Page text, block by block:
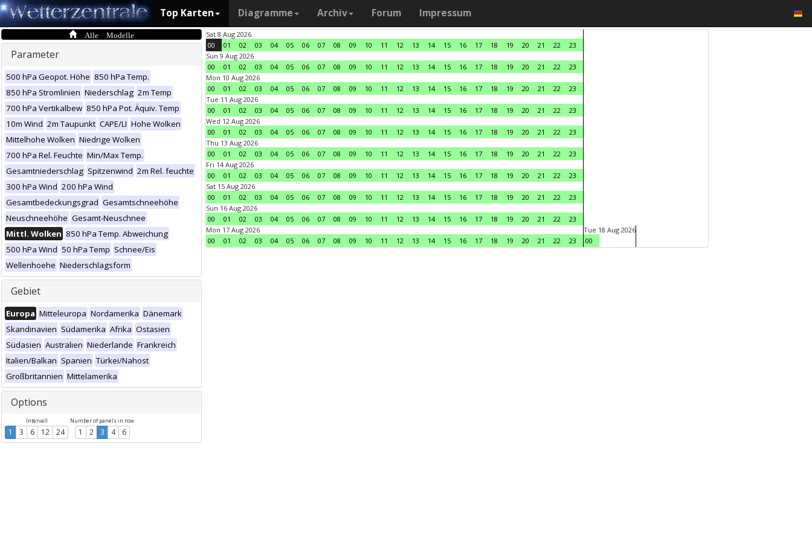
Top Karten Diagramme Archiv Forum Impressum
Alle Modelle
Parameter
500 hPa Geopot. Höhe 850 hPa Temp.
850 hPa Stromlinien Niederschlag 2m Temp
700 hPa Vertikalbew 850 hPa Pot. Äquiv. Temp
10m Wind 2m Taupunkt CAPE/LI Hohe Wolken
Mittelhohe Wolken Niedrige Wolken
700 hPa Rel. Feuchte Min/Max Temp.
Gesamtniederschlag Spitzenwind 2m Rel. feuchte
300 hPa Wind 200 hPa Wind
Gesamtbedeckungsgrad Gesamtschneehöhe
Neuschneehöhe Gesamt-Neuschnee
Mittl. Wolken 850 hPa Temp. Abweichung
500 hPa Wind 50 hPa Temp Schnee/Eis
Wellenhoehe Niederschlagsform
Gebiet
Europa Mitteleuropa Nordamerika Dänemark
Skandinavien Südamerika Afrika Ostasien
Südasien Australien Niederlande Frankreich
Italien/Balkan Spanien Türkei/Nahost
Großbritannien Mittelamerika
Options
Intervall
1 3 6 12 24
Number of panels in row
1 2 3 4 6
Sat 8 Aug 2026
00
01 02 03 04 05 06 07 08 09 10 11 12 13 14 15 16 17 18 19 20 21 22
23
Sun 9 Aug 2026
00
01 02 03 04 05 06 07 08 09 10 11 12 13 14 15 16 17 18 19 20 21 22
23
Mon 10 Aug 2026
00
01 02 03 04 05 06 07 08 09 10 11 12 13 14 15 16 17 18 19 20 21 22
23
Tue 11 Aug 2026
00
01 02 03 04 05 06 07 08 09 10 11 12 13 14 15 16 17 18 19 20 21 22
23
Wed 12 Aug 2026
00
01 02 03 04 05 06 07 08 09 10 11 12 13 14 15 16 17 18 19 20 21 22
23
Thu 13 Aug 2026
00
01 02 03 04 05 06 07 08 09 10 11 12 13 14 15 16 17 18 19 20 21 22
23
Fri 14 Aug 2026
00
01 02 03 04 05 06 07 08 09 10 11 12 13 14 15 16 17 18 19 20 21 22
23
Sat 15 Aug 2026
00
01 02 03 04 05 06 07 08 09 10 11 12 13 14 15 16 17 18 19 20 21 22
23
Sun 16 Aug 2026
00
01 02 03 04 05 06 07 08 09 10 11 12 13 14 15 16 17 18 19 20 21 22
23
Mon 17 Aug 2026
00
01 02 03 04 05 06 07 08 09 10 11 12 13 14 15 16 17 18 19 20 21 22 23
Tue 18 Aug 2026
00